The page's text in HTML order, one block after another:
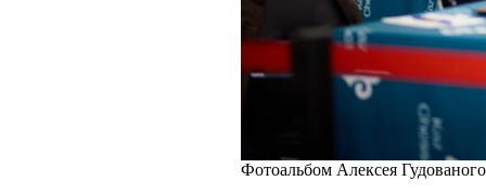
Фотоальбом Алексея Гудованого